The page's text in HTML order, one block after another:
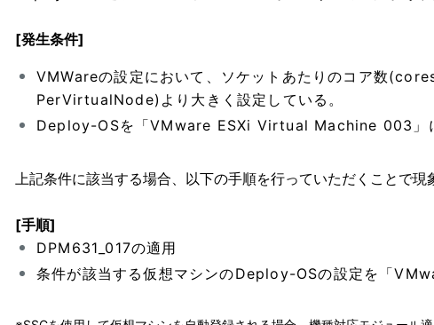
[発生条件]
VMWareの設定において、ソケットあたりのコア数
PerVirtualNode)より大きく設定している。
Deploy-OSを「VMware ESXi Virtual Machine 003」に
上記条件に該当する場合、以下の手順を行っていただくことで現
[手順]
DPM631_017の適用
条件が該当する仮想マシンのDeploy-OSの設定を「